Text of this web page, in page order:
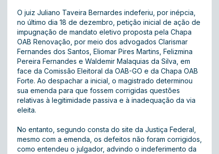
O juiz Juliano Taveira Bernardes indeferiu, por inépcia,
no último dia 18 de dezembro, petição inicial de ação de
impugnação de mandato eletivo proposta pela Chapa
OAB Renovação, por meio dos advogados Clarismar
Fernandes dos Santos, Eliomar Pires Martins, Felizmina
Pereira Fernandes e Waldemir Malaquias da Silva, em
face da Comissão Eleitoral da OAB-GO e da Chapa OAB
Forte. Ao despachar a inicial, o magistrado determinou
sua emenda para que fossem corrigidas questões
relativas à legitimidade passiva e à inadequação da via
eleita.
No entanto, segundo consta do site da Justiça Federal,
mesmo com a emenda, os defeitos não foram corrigidos,
como entendeu o julgador, advindo o indeferimento da